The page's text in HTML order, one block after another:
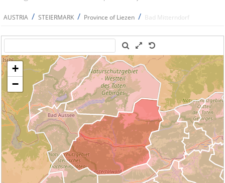
AUSTRIA / STEIERMARK / Province of Liezen / Bad Mitterndorf